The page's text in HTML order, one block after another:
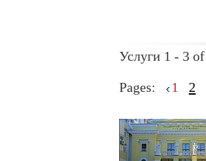
Услуги 1 - 3
Pages: 1 2